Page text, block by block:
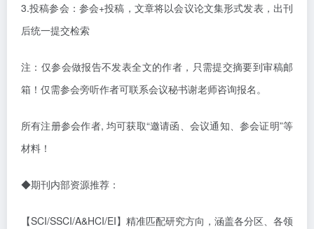
3.投稿参会： 参会+投稿， 文章将以会议论文集形式发表，出刊
后统一提交检索
注：仅参会做报告不发表全文的作者，只需提交摘要到审稿邮
箱！仅需参会旁听作者可联系会议秘书谢老师咨询报名。
所有注册参会作者, 均可获取“邀请函、会议通知、参会证明”等
材料！
◆期刊内部资源推荐：
【SCI/SSCI/A&HCI/EI】精准匹配研究方向，涵盖各分区、各领